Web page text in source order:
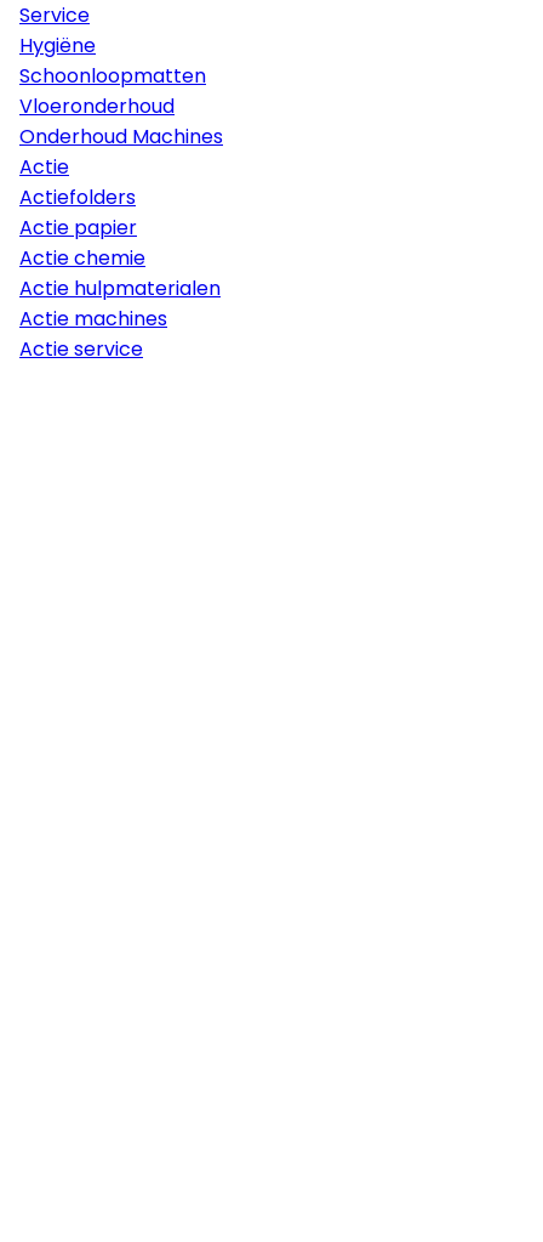
Service
Hygiëne
Schoonloopmatten
Vloeronderhoud
Onderhoud Machines
Actie
Actiefolders
Actie papier
Actie chemie
Actie hulpmaterialen
Actie machines
Actie service